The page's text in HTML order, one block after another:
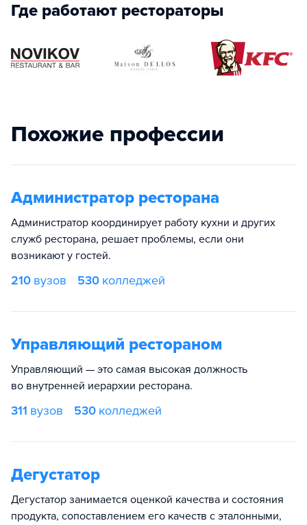
Где работают рестораторы
Похожие профессии
Администратор ресторана
Администратор координирует работу кухни и других
служб ресторана, решает проблемы, если они
возникают у гостей.
210 вузов 530 колледжей
Управляющий рестораном
Управляющий — это самая высокая должность
во внутренней иерархии ресторана.
311 вузов 530 колледжей
Дегустатор
Дегустатор занимается оценкой качества и состояния
продукта, сопоставлением его качеств с эталонными,